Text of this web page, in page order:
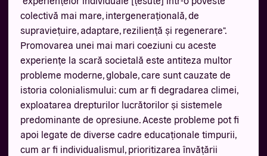
colectivă mai mare, intergenerațională, de
supraviețuire, adaptare, reziliență și regenerare".
Promovarea unei mai mari coeziuni cu aceste
experiențe la scară societală este antiteza multor
probleme moderne, globale, care sunt cauzate de
istoria colonialismului: cum ar fi degradarea climei,
exploatarea drepturilor lucrătorilor și sistemele
predominante de opresiune. Aceste probleme pot fi
apoi legate de diverse cadre educaționale timpurii,
cum ar fi individualismul, prioritizarea învățării